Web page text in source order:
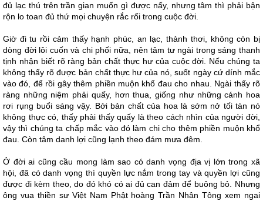
đủ lạc thú trên trần gian muốn gì được nấy, nhưng tâm thì phải bận
rộn lo toan đủ thứ mọi chuyện rắc rối trong cuộc đời.
Giờ đi tu rồi cảm thấy hạnh phúc, an lạc, thảnh thơi, không còn bị
dòng đời lôi cuốn và chi phối nữa, nên tâm tư ngài trong sáng thanh
tịnh nhận biết rõ ràng bản chất thực hư của cuộc đời. Nếu chúng ta
không thấy rõ được bản chất thực hư của nó, suốt ngày cứ dính mắc
vào đó, để rồi gây thêm phiền muộn khổ đau cho nhau. Ngài thấy rõ
ràng những niệm phải quấy, hơn thua, giống như những cánh hoa
rơi rụng buổi sáng vậy. Bởi bản chất của hoa là sớm nở tối tàn nó
không thực có, thấy phải thấy quấy là theo cách nhìn của người đời,
vậy thì chúng ta chấp mắc vào đó làm chi cho thêm phiền muộn khổ
đau. Còn tâm danh lợi cũng lạnh theo đám mưa đêm.
Ở đời ai cũng cầu mong làm sao có danh vọng địa vị lớn trong xã
hội, đã có danh vọng thì quyền lực nắm trong tay và quyền lợi cũng
được đi kèm theo, do đó khó có ai đủ can đảm để buông bỏ. Nhưng
ông vua thiền sư Việt Nam Phật hoàng Trần Nhân Tông xem ngai